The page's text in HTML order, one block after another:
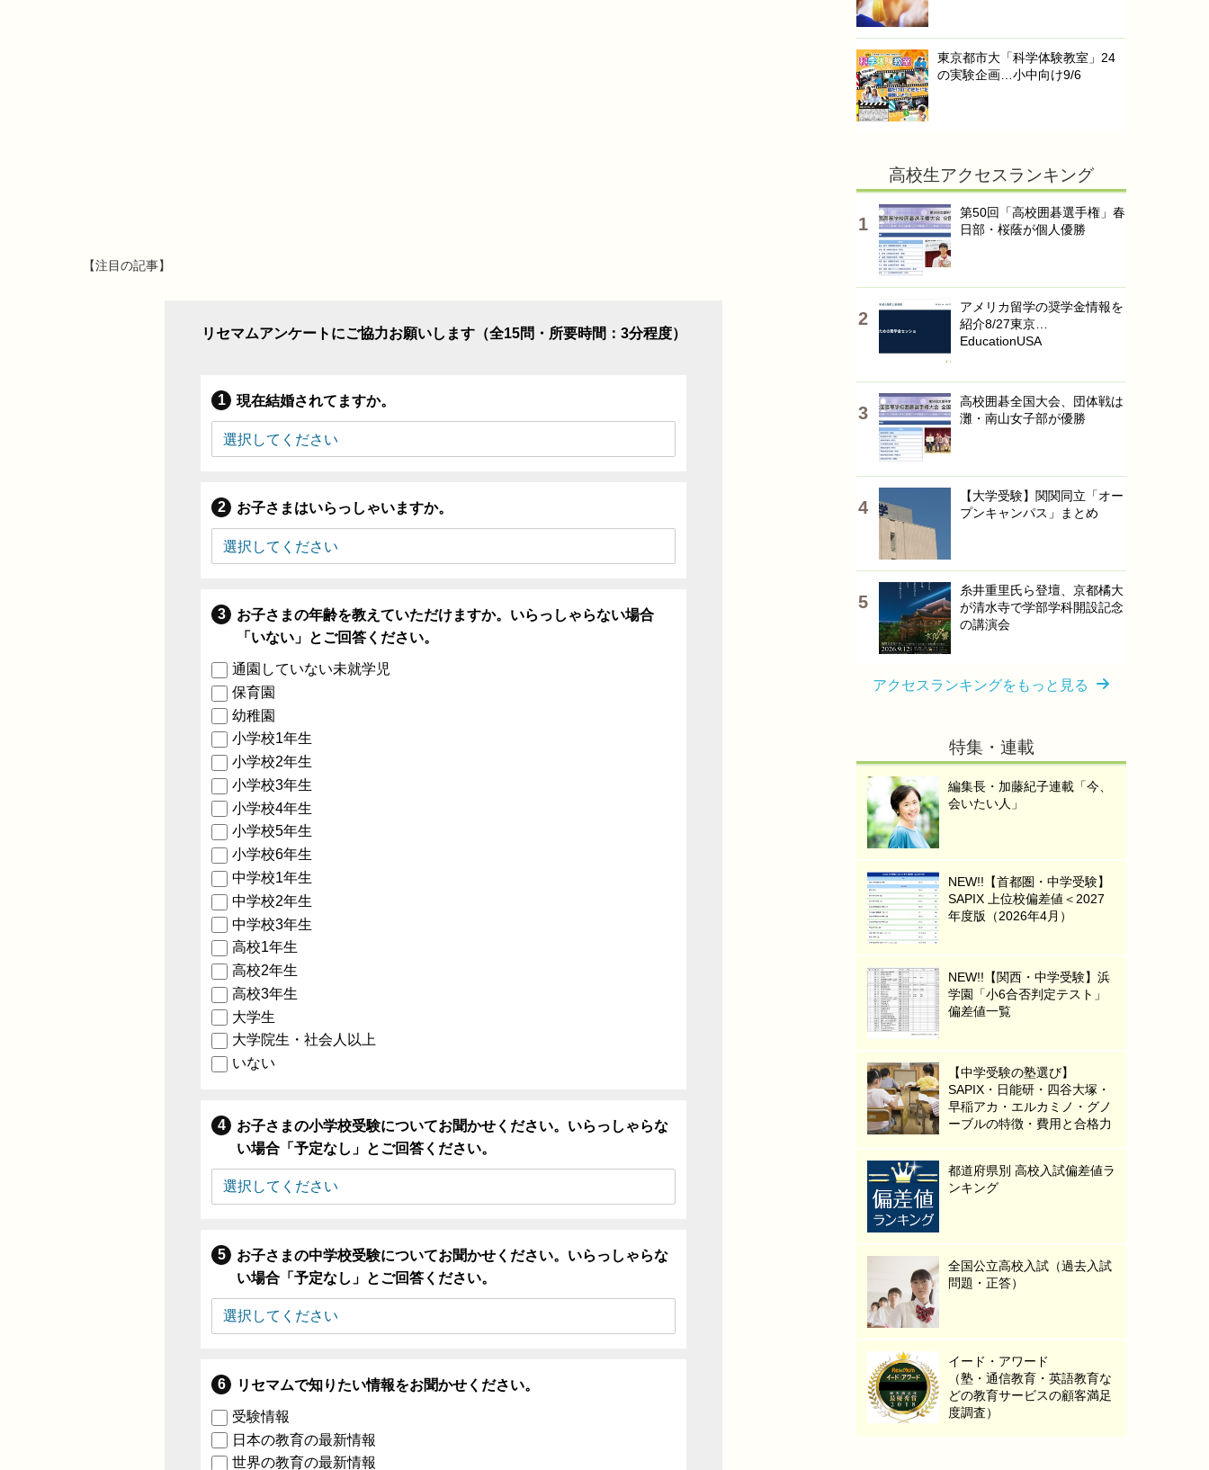
【注目の記事】
リセマムアンケートにご協力お願いします（全15問・所要時間：3分程度）
現在結婚されてますか。
お子さまはいらっしゃいますか。
お子さまの年齢を教えていただけますか。いらっしゃらない場合
「いない」とご回答ください。
通園していない未就学児
保育園
幼稚園
小学校1年生
小学校2年生
小学校3年生
小学校4年生
小学校5年生
小学校6年生
中学校1年生
中学校2年生
中学校3年生
高校1年生
高校2年生
高校3年生
大学生
大学院生・社会人以上
いない
お子さまの小学校受験についてお聞かせください。いらっしゃらな
い場合「予定なし」とご回答ください。
お子さまの中学校受験についてお聞かせください。いらっしゃらな
い場合「予定なし」とご回答ください。
リセマムで知りたい情報をお聞かせください。
受験情報
日本の教育の最新情報
世界の教育の最新情報
東京都市大「科学体験教室」24
の実験企画…小中向け9/6
高校生アクセスランキング
第50回「高校囲碁選手権」春
日部・桜蔭が個人優勝
アメリカ留学の奨学金情報を
紹介8/27東京…
EducationUSA
高校囲碁全国大会、団体戦は
灘・南山女子部が優勝
【大学受験】関関同立「オー
プンキャンパス」まとめ
糸井重里氏ら登壇、京都橘大
が清水寺で学部学科開設記念
の講演会
アクセスランキングをもっと見る
特集・連載
編集長・加藤紀子連載「今、
会いたい人」
NEW!!【首都圏・中学受験】
SAPIX 上位校偏差値＜2027
年度版（2026年4月）
NEW!!【関西・中学受験】浜
学園「小6合否判定テスト」
偏差値一覧
【中学受験の塾選び】
SAPIX・日能研・四谷大塚・
早稲アカ・エルカミノ・グノ
ーブルの特徴・費用と合格力
都道府県別 高校入試偏差値ラ
ンキング
全国公立高校入試（過去入試
問題・正答）
イード・アワード
（塾・通信教育・英語教育な
どの教育サービスの顧客満足
度調査）